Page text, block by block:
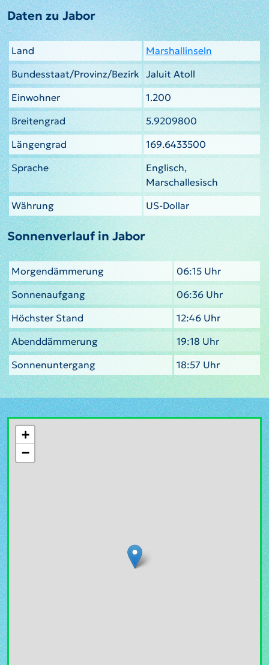
Daten zu Jabor
Land
Marshallinseln
Bundesstaat/Provinz/Bezirk Jaluit Atoll
Einwohner
1.200
Breitengrad
5.9209800
Längengrad
169.6433500
Sprache
Englisch,
Marschallesisch
Währung
US-Dollar
Sonnenverlauf in Jabor
Morgendämmerung
06:15 Uhr
Sonnenaufgang
06:36 Uhr
Höchster Stand
12:46 Uhr
Abenddämmerung
19:18 Uhr
Sonnenuntergang
18:57 Uhr
+
−